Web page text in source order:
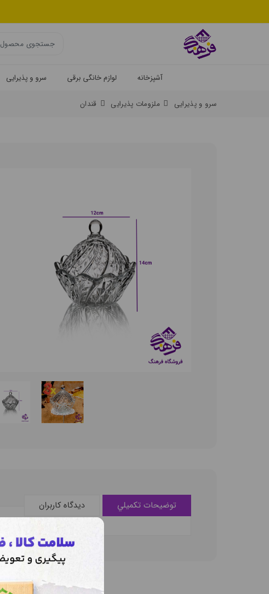
آشپزخانه لوازم خانگی برقی سرو و پذیرایی
سرو و پذیرایی ملزومات پذیرایی قندان
توضيحات تکميلي ديدگاه کاربران